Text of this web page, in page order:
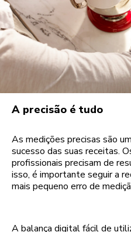
A precisão é tudo
As medições precisas são
sucesso das suas receitas.
profissionais precisam de
isso, é importante seguir a
mais pequeno erro de
A balança digital fácil de